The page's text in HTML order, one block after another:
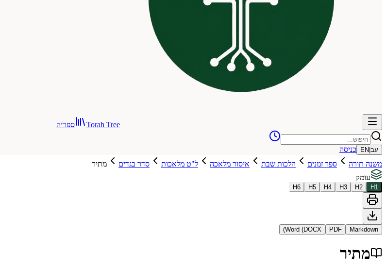
Torah Tree ספריה
עב EN
כניסה
משנה תורה
ספר זמנים הלכות שבת איסור מלאכה ל"ט מלאכות סדר בגדים
מתיר
עומק
H1
H2
H3
H4
H5
H6
Markdown
PDF
Word (DOCX)
מתיר